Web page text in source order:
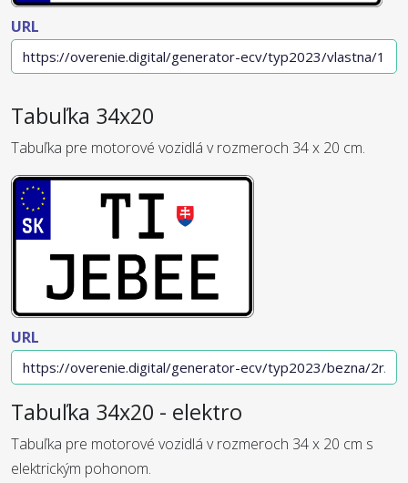
URL
Tabuľka 34x20
Tabuľka pre motorové vozidlá v rozmeroch 34 x 20 cm.
URL
Tabuľka 34x20 - elektro
Tabuľka pre motorové vozidlá v rozmeroch 34 x 20 cm s
elektrickým pohonom.